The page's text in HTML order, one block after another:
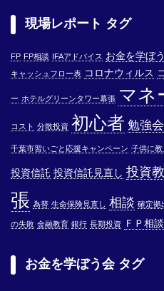
現場レポート タグ
FP FP相談 IFAアドバイス お金を学ぼ
キャッシュフロー表 コロナウィルス
ー ホテルグリーンタワー幕張 マネ
コスト 分散投資 初心者 勉強会
千葉市習いごと応援キャンペーン 子供に
投資信託 投資信託見直し 投資
張 為替 生命保険見直し 相談 確定拠
の失敗 金融教育 銀行 長期投資 ＦＰ相談
お金を学ぼう会 タグ